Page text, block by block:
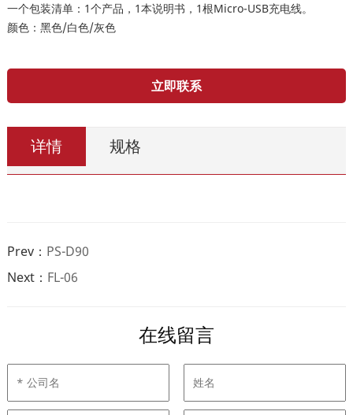
一个包装清单：1个产品，1本说明书，1根Micro-USB充电线。
颜色：黑色/白色/灰色
立即联系
详情 规格
Prev： PS-D90
Next： FL-06
在线留言